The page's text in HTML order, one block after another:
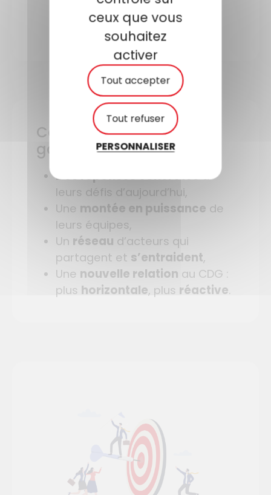
Ce que les collectivités y
gagnent
Des réponses concrètesà
leurs défis d’aujourd’hui,
Une montée en puissance de
leurs équipes,
Un réseau d’acteurs qui
partagent et s’entraident,
Une nouvelle relation au CDG :
plus horizontale, plus réactive.
ceux que vous
souhaitez
activer
Tout accepter
Tout refuser
PERSONNALISER